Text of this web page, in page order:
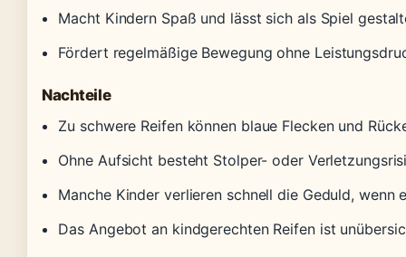
Macht Kindern Spaß und lässt sich als Spiel
Fördert regelmäßige Bewegung ohne
Nachteile
Zu schwere Reifen können blaue Flecken und
Ohne Aufsicht besteht Stolper- oder
Manche Kinder verlieren schnell die Geduld, wenn
Das Angebot an kindgerechten Reifen ist